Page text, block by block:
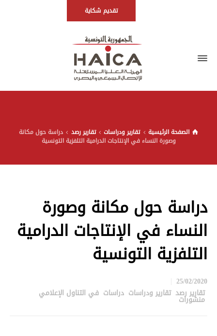
تقديم شكاية
الصفحة الرئيسية تقارير ودراسات تقارير رصد
دراسة حول مكانة
وصورة النساء في الإنتاجات الدرامية التلفزية التونسية
دراسة حول مكانة وصورة
النساء في الإنتاجات الدرامية
التلفزية التونسية
25/02/2020
تقارير رصد ,تقارير ودراسات دراسات في التناول الإعلامي
منشورات